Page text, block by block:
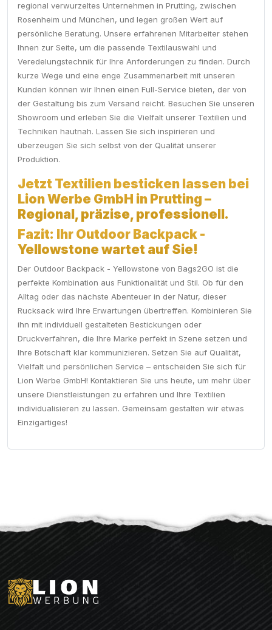
regional verwurzeltes Unternehmen in Prutting, zwischen
Rosenheim und München, und legen großen Wert auf
persönliche Beratung. Unsere erfahrenen Mitarbeiter stehen
Ihnen zur Seite, um die passende Textilauswahl und
Veredelungstechnik für Ihre Anforderungen zu finden. Durch
kurze Wege und eine enge Zusammenarbeit mit unseren
Kunden können wir Ihnen einen Full-Service bieten, der von
der Gestaltung bis zum Versand reicht. Besuchen Sie unseren
Showroom und erleben Sie die Vielfalt unserer Textilien und
Techniken hautnah. Lassen Sie sich inspirieren und
überzeugen Sie sich selbst von der Qualität unserer
Produktion.
Jetzt Textilien besticken lassen bei
Lion Werbe GmbH in Prutting –
Regional, präzise, professionell.
Fazit: Ihr Outdoor Backpack -
Yellowstone wartet auf Sie!
Der Outdoor Backpack - Yellowstone von Bags2GO ist die
perfekte Kombination aus Funktionalität und Stil. Ob für den
Alltag oder das nächste Abenteuer in der Natur, dieser
Rucksack wird Ihre Erwartungen übertreffen. Kombinieren Sie
ihn mit individuell gestalteten Bestickungen oder
Druckverfahren, die Ihre Marke perfekt in Szene setzen und
Ihre Botschaft klar kommunizieren. Setzen Sie auf Qualität,
Vielfalt und persönlichen Service – entscheiden Sie sich für
Lion Werbe GmbH! Kontaktieren Sie uns heute, um mehr über
unsere Dienstleistungen zu erfahren und Ihre Textilien
individualisieren zu lassen. Gemeinsam gestalten wir etwas
Einzigartiges!